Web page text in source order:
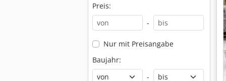
Preis:
-
Nur mit Preisangabe
Baujahr:
-